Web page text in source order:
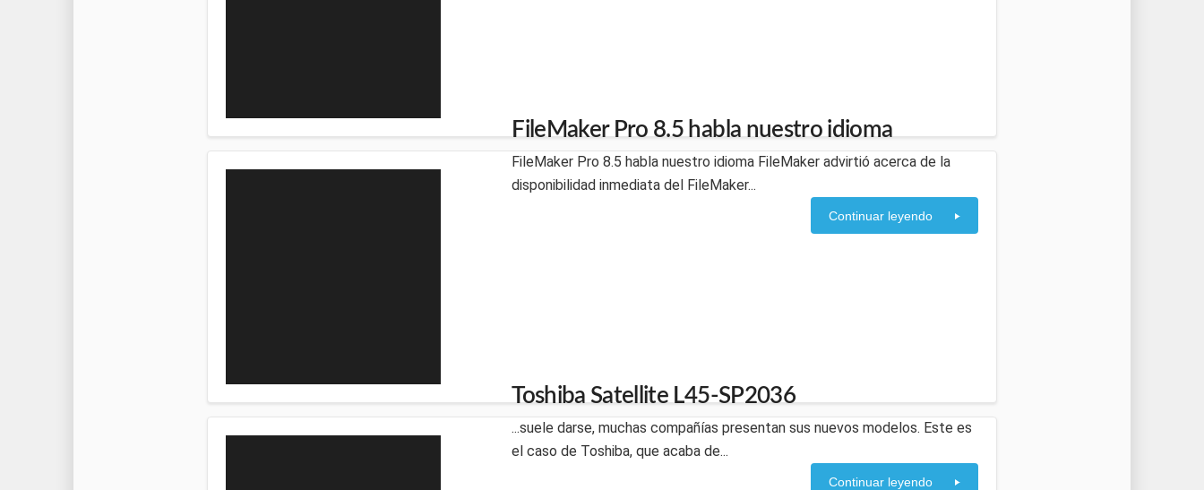
FileMaker Pro 8.5 habla nuestro idioma
FileMaker Pro 8.5 habla nuestro idioma FileMaker advirtió acerca de la
disponibilidad inmediata del FileMaker...
Continuar leyendo
Toshiba Satellite L45-SP2036
...suele darse, muchas compañías presentan sus nuevos modelos. Este es
el caso de Toshiba, que acaba de...
Continuar leyendo